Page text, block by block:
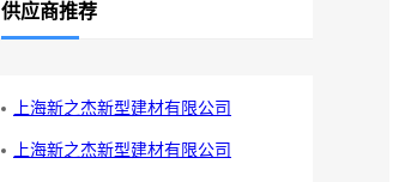
供应商推荐
上海新之杰新型建材有限公司
上海新之杰新型建材有限公司